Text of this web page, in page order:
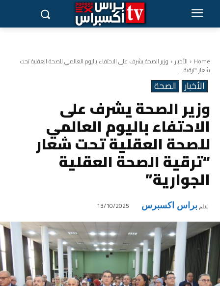
Home الأخبار وزير الصحة يشرف على الاحتفاء باليوم العالمي للصحة العقلية تحت
شعار "ترقية...
الأخبار الصحة
وزير الصحة يشرف على
الاحتفاء باليوم العالمي
للصحة العقلية تحت شعار
“ترقية الصحة العقلية
الجوارية”
بقلم براس اكسبرس 13/10/2025